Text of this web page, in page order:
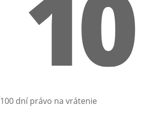
100 dní právo na vrátenie